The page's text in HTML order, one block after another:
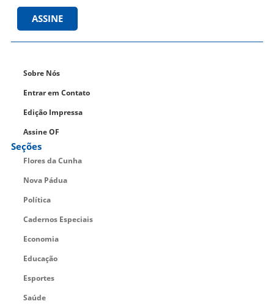
ASSINE
Sobre Nós
Entrar em Contato
Edição Impressa
Assine OF
Seções
Flores da Cunha
Nova Pádua
Política
Cadernos Especiais
Economia
Educação
Esportes
Saúde